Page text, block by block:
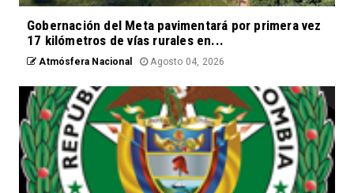
Gobernación del Meta pavimentará por primera vez
17 kilómetros de vías rurales en...
Atmósfera Nacional Agosto 04, 2026